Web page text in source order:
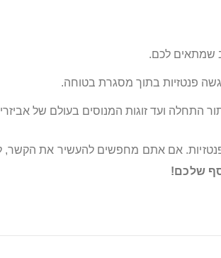
שמתאים לכם.
פנטזיות בתוך מסגרת בטוחה.
התחלה ועד זוגות המנוסים בעולם של
אם אתם מחפשים להעשיר את הקשר,
שלכם!